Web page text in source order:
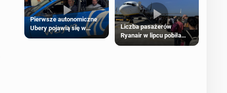
Pierwsze autonomiczne
Ubery pojawią się w
Londynie jeszcze tego
Liczba pasażerów
Ryanair w lipcu pobiła
rekord